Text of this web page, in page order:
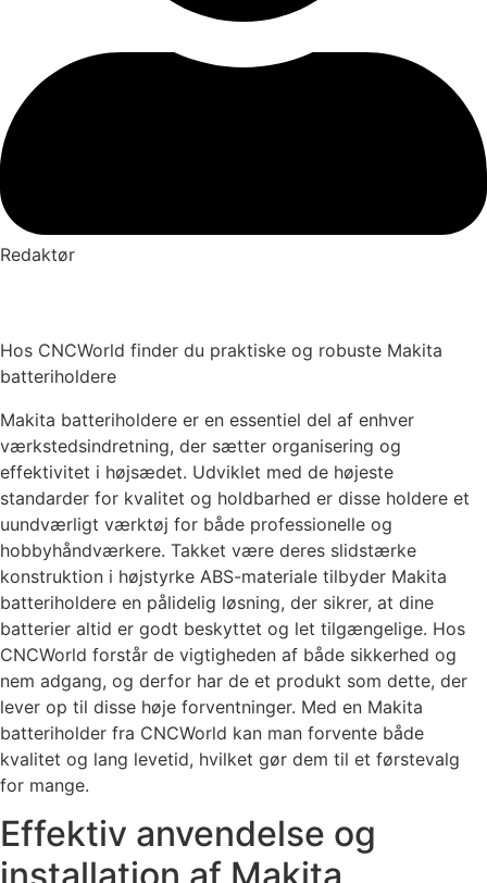
Redaktør
Hos CNCWorld finder du praktiske og robuste Makita
batteriholdere
Makita batteriholdere er en essentiel del af enhver
værkstedsindretning, der sætter organisering og
effektivitet i højsædet. Udviklet med de højeste
standarder for kvalitet og holdbarhed er disse holdere et
uundværligt værktøj for både professionelle og
hobbyhåndværkere. Takket være deres slidstærke
konstruktion i højstyrke ABS-materiale tilbyder Makita
batteriholdere en pålidelig løsning, der sikrer, at dine
batterier altid er godt beskyttet og let tilgængelige. Hos
CNCWorld forstår de vigtigheden af både sikkerhed og
nem adgang, og derfor har de et produkt som dette, der
lever op til disse høje forventninger. Med en Makita
batteriholder fra CNCWorld kan man forvente både
kvalitet og lang levetid, hvilket gør dem til et førstevalg
for mange.
Effektiv anvendelse og